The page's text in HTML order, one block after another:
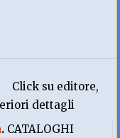
Click su editore,
dettagli
. CATALOGHI